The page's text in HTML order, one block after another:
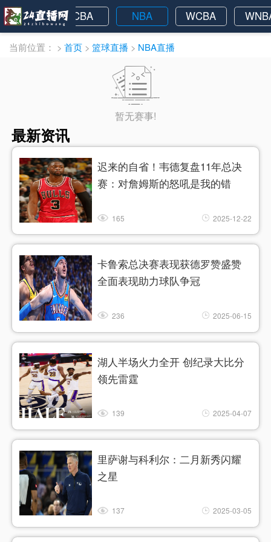
欧洲杯 CBA NBA WCBA
当前位置： > 首页 > 篮球直播 > NBA直播
暂无赛事!
最新资讯
迟来的自省！韦德复盘11年总决
赛：对詹姆斯的怒吼是我的错
165 2025-12-22
卡鲁索总决赛表现获德罗赞盛赞
全面表现助力球队争冠
236 2025-06-15
湖人半场火力全开 创纪录大比分
领先雷霆
139 2025-04-07
里萨谢与科利尔：二月新秀闪耀
之星
137 2025-03-05